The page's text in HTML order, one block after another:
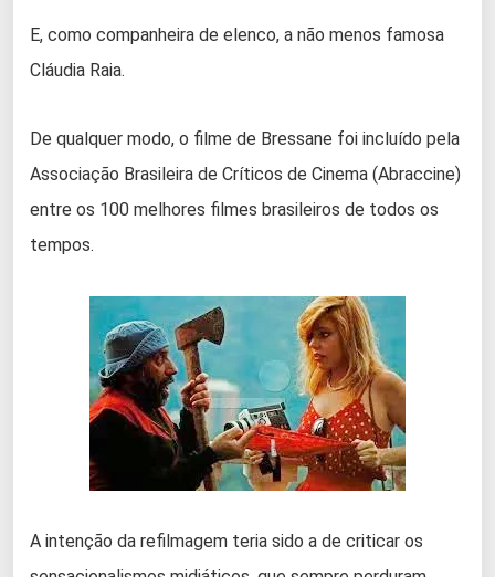
E, como companheira de elenco, a não menos famosa
Cláudia Raia.
De qualquer modo, o filme de Bressane foi incluído pela
Associação Brasileira de Críticos de Cinema (Abraccine)
entre os 100 melhores filmes brasileiros de todos os
tempos.
A intenção da refilmagem teria sido a de criticar os